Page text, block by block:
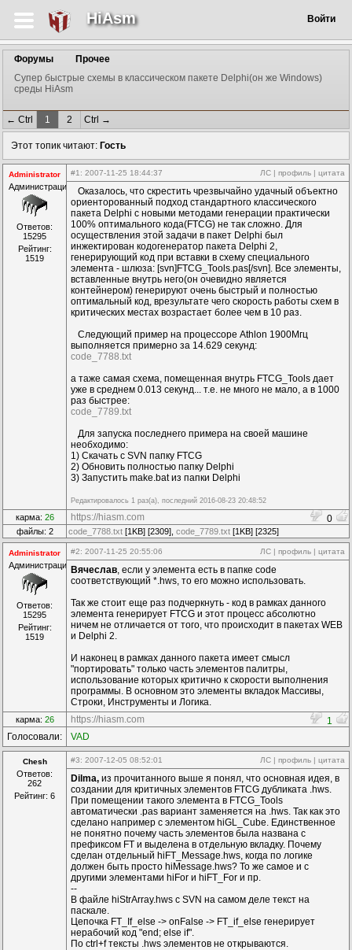
HiAsm Войти
Форумы
Прочее
Супер быстрые схемы в классическом пакете Delphi(он же Windows)
среды HiAsm
← Ctrl 1 2 Ctrl →
Этот топик читают: Гость
Administrator
Администрация
Ответов:
15295
Рейтинг:
1519
#1 : 2007-11-25 18:44:37 ЛС | профиль | цитата
Оказалось, что скрестить чрезвычайно удачный объектно
ориенторованный подход стандартного классического
пакета Delphi с новыми методами генерации практически
100% оптимального кода(FTCG) не так сложно. Для
осуществления этой задачи в пакет Delphi был
инжектирован кодогенератор пакета Delphi 2,
генерирующий код при вставки в схему специального
элемента - шлюза: [svn]FTCG_Tools.pas[/svn]. Все элементы,
вставленные внутрь него(он очевидно является
контейнером) генерируют очень быстрый и полностью
оптимальный код, врезультате чего скорость работы схем в
критических местах возрастает более чем в 10 раз.
Следующий пример на процессоре Athlon 1900Мгц
выполняется примерно за 14.629 секунд:
code_7788.txt
а таже самая схема, помещенная внутрь FTCG_Tools дает
уже в среднем 0.013 секунд... т.е. не много не мало, а в 1000
раз быстрее:
code_7789.txt
Для запуска последнего примера на своей машине
необходимо:
1) Скачать с SVN папку FTCG
2) Обновить полностью папку Delphi
3) Запустить make.bat из папки Delphi
Редактировалось 1 раз(а), последний 2016-08-23 20:48:52
карма: 26 https://hiasm.com 0
файлы: 2 code_7788.txt [1KB] [2309], code_7789.txt [1KB] [2325]
Administrator
Администрация
Ответов:
15295
Рейтинг:
1519
#2: 2007-11-25 20:55:06 ЛС | профиль | цитата
Вячеслав, если у элемента есть в папке code
соответствующий *.hws, то его можно использовать.
Так же стоит еще раз подчеркнуть - код в рамках данного
элемента генерирует FTCG и этот процесс абсолютно
ничем не отличается от того, что происходит в пакетах WEB
и Delphi 2.
И наконец в рамках данного пакета имеет смысл
"портировать" только часть элементов палитры,
использование которых критично к скорости выполнения
программы. В основном это элементы вкладок Массивы,
Строки, Инструменты и Логика.
карма: 26 https://hiasm.com
1
Голосовали:
VAD
Chesh
Ответов:
262
Рейтинг: 6
#3: 2007-12-05 08:52:01 ЛС | профиль | цитата
Dilma, из прочитанного выше я понял, что основная идея, в
создании для критичных элементов FTCG дубликата .hws.
При помещении такого элемента в FTCG_Tools
автоматически .pas вариант заменяется на .hws. Так как это
сделано например с элементом hiGL_Cube. Единственное
не понятно почему часть элементов была названа с
префиксом FT и выделена в отдельную вкладку. Почему
сделан отдельный hiFT_Message.hws, когда по логике
должен быть просто hiMessage.hws? То же самое и с
другими элементами hiFor и hiFT_For и пр.
--
В файле hiStrArray.hws c SVN на самом деле текст на
паскале.
Цепочка FT_If_else -> onFalse -> FT_if_else генерирует
нерабочий код "end; else if".
По ctrl+f тексты .hws элементов не открываются.